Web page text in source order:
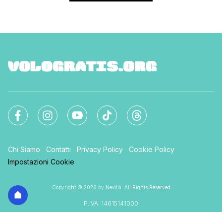
Chi Siamo Contatti Privacy Policy
Cookie Policy
Impostazioni Cookie
Copyright © 2026 by Nexilia. All Rights Reserved
P.IVA: 14615141000